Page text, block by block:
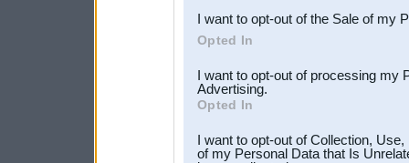
I want to opt-out of the Sale of my
Opted In
I want to opt-out of processing my
Advertising.
Opted In
I want to opt-out of Collection,
of my Personal Data that Is